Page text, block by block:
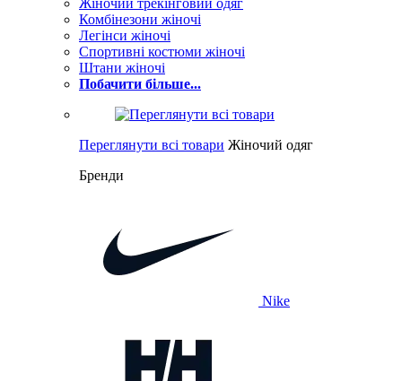
Жіночий трекінговий одяг
Комбінезони жіночі
Легінси жіночі
Спортивні костюми жіночі
Штани жіночі
Побачити більше...
Переглянути всі товари Жіночий одяг
Бренди
Nike